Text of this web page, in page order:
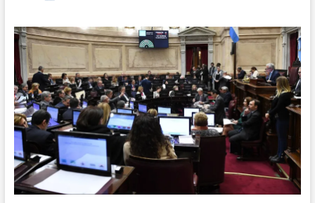
el
proyecto
legalización
del
aborto